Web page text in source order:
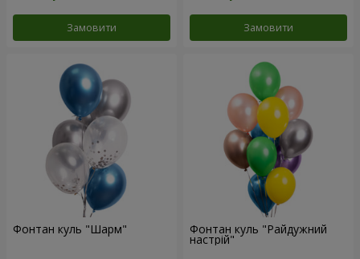
Замовити Замовити
Фонтан куль "Шарм" Фонтан куль "Райдужний
настрій"